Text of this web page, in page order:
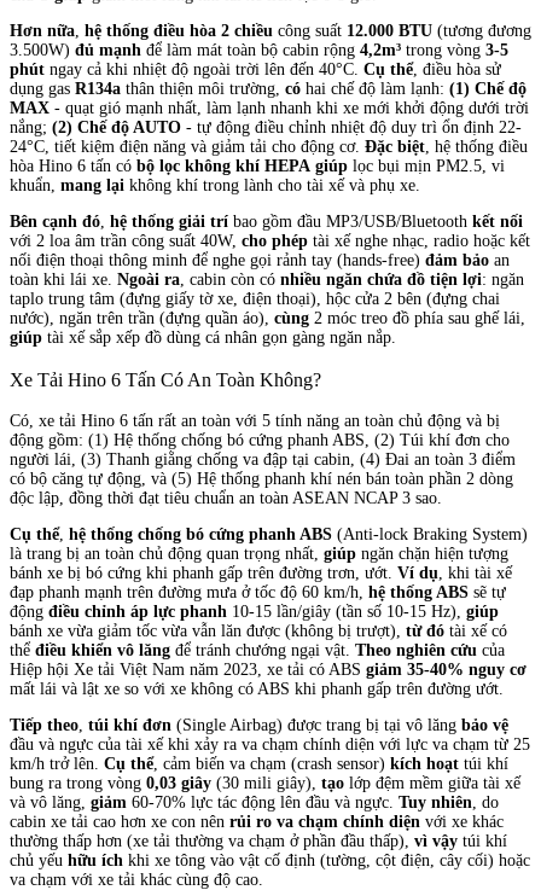
Hơn nữa, hệ thống điều hòa 2 chiều công suất 12.000 BTU (tương đương
3.500W) đủ mạnh để làm mát toàn bộ cabin rộng 4,2m³ trong vòng 3-5
phút ngay cả khi nhiệt độ ngoài trời lên đến 40°C. Cụ thể, điều hòa sử
dụng gas R134a thân thiện môi trường, có hai chế độ làm lạnh: (1) Chế độ
MAX - quạt gió mạnh nhất, làm lạnh nhanh khi xe mới khởi động dưới trời
nắng; (2) Chế độ AUTO - tự động điều chỉnh nhiệt độ duy trì ổn định 22-
24°C, tiết kiệm điện năng và giảm tải cho động cơ. Đặc biệt, hệ thống điều
hòa Hino 6 tấn có bộ lọc không khí HEPA giúp lọc bụi mịn PM2.5, vi
khuẩn, mang lại không khí trong lành cho tài xế và phụ xe.
Bên cạnh đó, hệ thống giải trí bao gồm đầu MP3/USB/Bluetooth kết nối
với 2 loa âm trần công suất 40W, cho phép tài xế nghe nhạc, radio hoặc kết
nối điện thoại thông minh để nghe gọi rảnh tay (hands-free) đảm bảo an
toàn khi lái xe. Ngoài ra, cabin còn có nhiều ngăn chứa đồ tiện lợi: ngăn
taplo trung tâm (đựng giấy tờ xe, điện thoại), hộc cửa 2 bên (đựng chai
nước), ngăn trên trần (đựng quần áo), cùng 2 móc treo đồ phía sau ghế lái,
giúp tài xế sắp xếp đồ dùng cá nhân gọn gàng ngăn nắp.
Xe Tải Hino 6 Tấn Có An Toàn Không?
Có, xe tải Hino 6 tấn rất an toàn với 5 tính năng an toàn chủ động và bị
động gồm: (1) Hệ thống chống bó cứng phanh ABS, (2) Túi khí đơn cho
người lái, (3) Thanh giằng chống va đập tại cabin, (4) Đai an toàn 3 điểm
có bộ căng tự động, và (5) Hệ thống phanh khí nén bán toàn phần 2 dòng
độc lập, đồng thời đạt tiêu chuẩn an toàn ASEAN NCAP 3 sao.
Cụ thể, hệ thống chống bó cứng phanh ABS (Anti-lock Braking System)
là trang bị an toàn chủ động quan trọng nhất, giúp ngăn chặn hiện tượng
bánh xe bị bó cứng khi phanh gấp trên đường trơn, ướt. Ví dụ, khi tài xế
đạp phanh mạnh trên đường mưa ở tốc độ 60 km/h, hệ thống ABS sẽ tự
động điều chỉnh áp lực phanh 10-15 lần/giây (tần số 10-15 Hz), giúp
bánh xe vừa giảm tốc vừa vẫn lăn được (không bị trượt), từ đó tài xế có
thể điều khiển vô lăng để tránh chướng ngại vật. Theo nghiên cứu của
Hiệp hội Xe tải Việt Nam năm 2023, xe tải có ABS giảm 35-40% nguy cơ
mất lái và lật xe so với xe không có ABS khi phanh gấp trên đường ướt.
Tiếp theo, túi khí đơn (Single Airbag) được trang bị tại vô lăng bảo vệ
đầu và ngực của tài xế khi xảy ra va chạm chính diện với lực va chạm từ 25
km/h trở lên. Cụ thể, cảm biến va chạm (crash sensor) kích hoạt túi khí
bung ra trong vòng 0,03 giây (30 mili giây), tạo lớp đệm mềm giữa tài xế
và vô lăng, giảm 60-70% lực tác động lên đầu và ngực. Tuy nhiên, do
cabin xe tải cao hơn xe con nên rủi ro va chạm chính diện với xe khác
thường thấp hơn (xe tải thường va chạm ở phần đầu thấp), vì vậy túi khí
chủ yếu hữu ích khi xe tông vào vật cố định (tường, cột điện, cây cối) hoặc
va chạm với xe tải khác cùng độ cao.